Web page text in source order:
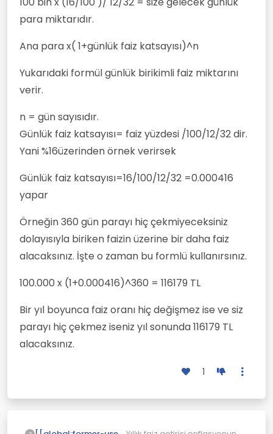
para miktarıdır.
Ana para x( 1+günlük faiz katsayısı)^n
Yukarıdaki formül günlük birikimli faiz miktarını
verir.
n = gün sayısıdır.
Günlük faiz katsayısı= faiz yüzdesi /100/12/32 dir.
Yani %16üzerinden örnek verirsek
Günlük faiz katsayısı=16/100/12/32 =0.000416
yapar
Örneğin 360 gün parayı hiç çekmiyeceksiniz
dolayısıyla biriken faizin üzerine bir daha faiz
alacaksınız. İşte o zaman bu formlü kullanırsınız.
100.000 x (1+0.000416)^360 = 116179 TL
Bir yıl boyunca faiz oranı hiç değişmez ise ve siz
parayı hiç çekmez iseniz yıl sonunda 116179 TL
alacaksınız.
1